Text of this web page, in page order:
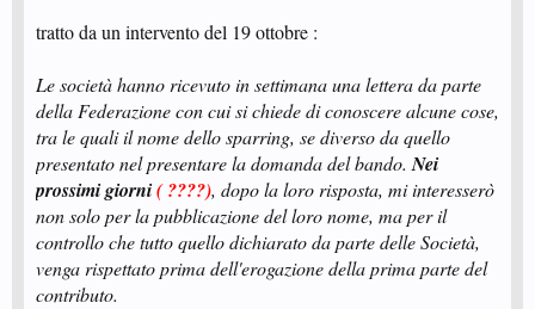
tratto da un intervento del 19 ottobre :
Le società hanno ricevuto in settimana una lettera da parte
della Federazione con cui si chiede di conoscere alcune cose,
tra le quali il nome dello sparring, se diverso da quello
presentato nel presentare la domanda del bando.Nei
prossimi giorni( ????), dopo la loro risposta, mi interesserò
non solo per la pubblicazione del loro nome, ma per il
controllo che tutto quello dichiarato da parte delle Società,
venga rispettato prima dell'erogazione della prima parte del
contributo.